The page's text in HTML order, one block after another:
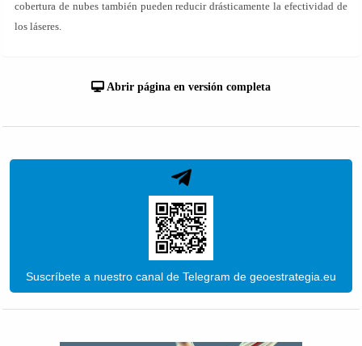
cobertura de nubes también pueden reducir drásticamente la efectividad de
los láseres.
Abrir página en versión completa
Suscríbete a nuestro canal de Telegram de geoestrategia.eu